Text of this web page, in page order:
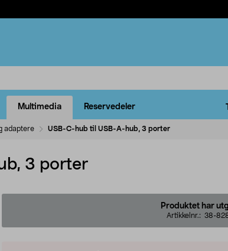
Multimedia Reservedeler
adaptere USB-C-hub til USB-A-hub, 3 porter
3 porter
Produktet har
Artikkelnr.: 38-